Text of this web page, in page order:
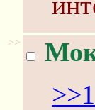
>>